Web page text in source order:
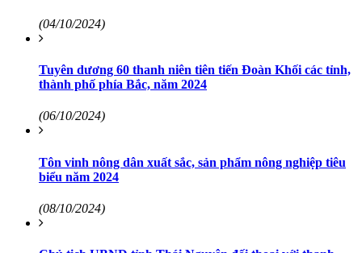
(04/10/2024)
Tuyên dương 60 thanh niên tiên tiến Đoàn Khối các tỉnh,
thành phố phía Bắc, năm 2024
(06/10/2024)
Tôn vinh nông dân xuất sắc, sản phẩm nông nghiệp tiêu
biểu năm 2024
(08/10/2024)